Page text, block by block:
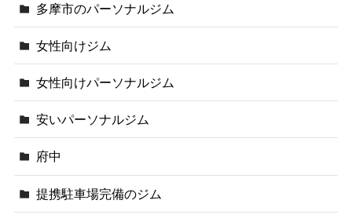
多摩市のパーソナルジム
女性向けジム
女性向けパーソナルジム
安いパーソナルジム
府中
提携駐車場完備のジム